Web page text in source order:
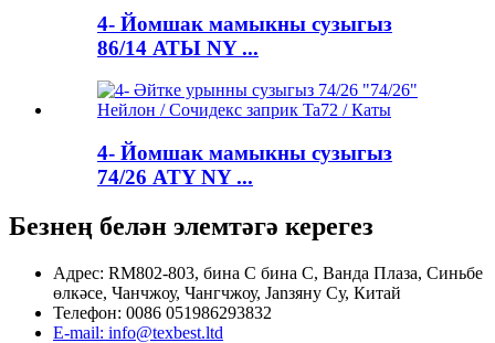
4- Йомшак мамыкны сузыгыз
86/14 АТЫ NY ...
4- Йомшак мамыкны сузыгыз
74/26 ATY NY ...
Безнең белән элемтәгә керегез
Адрес: RM802-803, бина С бина С, Ванда Плаза, Синьбе
өлкәсе, Чанчжоу, Чангчжоу, Janзяну Су, Китай
Телефон: 0086 051986293832
E-mail: info@texbest.ltd